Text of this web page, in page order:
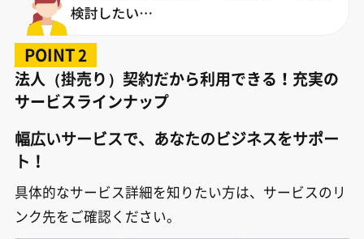
POINT2
法人（掛売り）契約だから利用できる！充実の
サービスラインナップ
幅広いサービスで、あなたのビジネスをサポー
ト！
具体的なサービス詳細を知りたい方は、サービスのリ
ンク先をご確認ください。